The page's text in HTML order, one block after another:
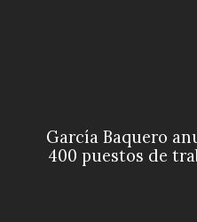
García Baquero
400 puestos de